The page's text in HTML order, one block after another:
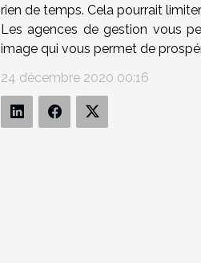
rien de temps. Cela pourrait
Les agences de gestion vous
image qui vous permet de
24 décembre 2020 00:16